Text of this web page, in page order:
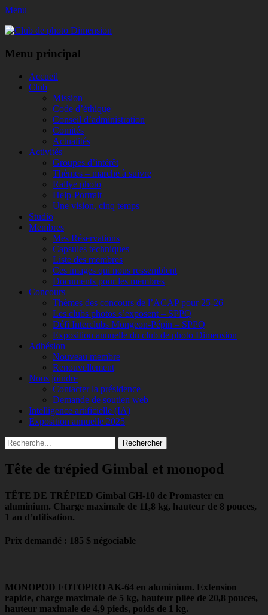
Menu
Club de photo Dimension
Menu principal
Aller
Accueil
Club
Mission
Code d’éthique
Conseil d’administration
Comités
Actualités
Activités
Groupes d’intérêt
Thèmes – marche à suivre
Rallye photo
Help-Portrait
Une vision, cinq temps
Studio
Membres
Mes Réservations
Capsules techniques
Liste des membres
Ces images qui nous ressemblent
Documents pour les membres
Concours
Thèmes des concours de l’ACAP pour 25-26
Les clubs photos s’exposent – SPPQ
Défi Interclubs Mongeon-Pépin – SPPQ
Exposition annuelle du club de photo Dimension
Adhésion
Nouveau membre
Renouvellement
Nous joindre
Contacter la présidence
Demande de soutien web
Intelligence artificielle (IA)
Exposition annuelle 2025
Recherche
Rechercher :
Tête de trépied Gimbal et monopod
TÊTE DE TRÉPIED Gimbal GH-10 de Promaster en
aluminium. Charge maximale de 11,8 kg, hauteur de 8 pouces,
1 an d’utilisation.
Prix demandé : 185 $ négociable
MONOPOD FOTOPRO AK-64 en aluminium. Extension
rapide, charge maximale de 5 kg, hauteur pliée de 20,8 pouces,
hauteur maximale de 4,9 pieds, poids de 1 kg.